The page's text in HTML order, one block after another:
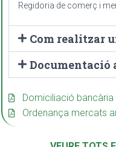
Regidoria de comerç i
Com realitzar
Documentació
Domiciliació bancària
Ordenança mercats